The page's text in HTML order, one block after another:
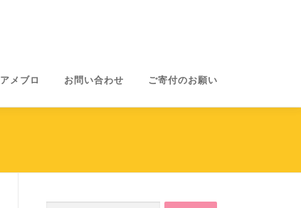
アメブロ お問い合わせ ご寄付のお願い